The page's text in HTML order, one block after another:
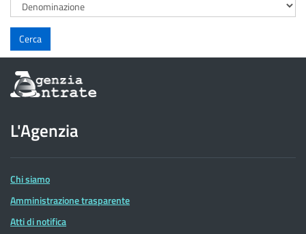
Informazioni
sul
dell'Agenzia
delle
Entrate
L'Agenzia
Chi siamo
Amministrazione trasparente
Atti di notifica